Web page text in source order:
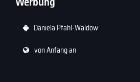
Daniela Pfahl-Waldow
von Anfang an